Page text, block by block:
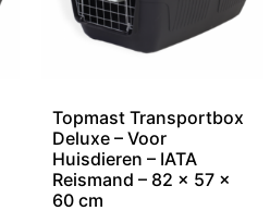
Topmast Transportbox
Deluxe – Voor
Huisdieren – IATA
Reismand – 82 x 57 x
60 cm